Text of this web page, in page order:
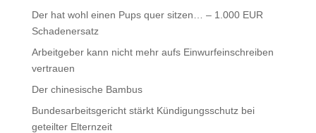
v
e
:
Der hat wohl einen Pups quer sitzen… – 1.000 EUR
Schadenersatz
Arbeitgeber kann nicht mehr aufs Einwurfeinschreiben
vertrauen
Der chinesische Bambus
Bundesarbeitsgericht stärkt Kündigungsschutz bei
geteilter Elternzeit